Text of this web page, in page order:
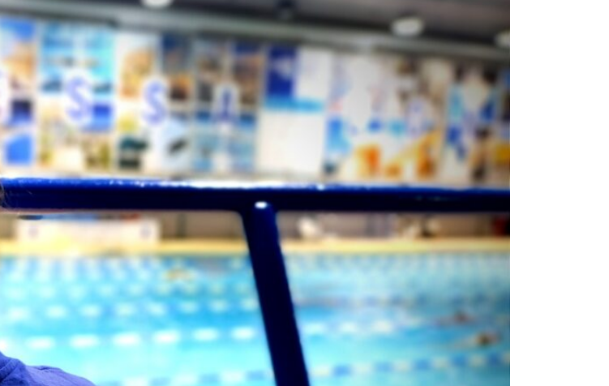
Ράγκμπι Ανδρών
Ράγκμπι Γυναικών
Υδατοσφαίριση Ανδρών
Υδατοσφαίριση Γυναικών
Στίβος
Κολύμβηση
Συγχρονισμένη Κολύμβηση
Καταδύσεις
Χειροσφαίριση Ανδρών
Ξιφασκία
Πινγκ Πονγκ
Ποδηλασία
Ακαδημία Βολεϊ
Ακαδημία Καταδύσεων
Ακαδημία Κολύμβησης
Καλλιτεχνική κολύμβηση
Ακαδημία Υδατοσφαίρισης
Ακαδημία Ξιφασκίας